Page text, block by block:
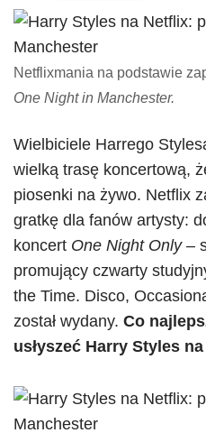
Netflixmania na podstawie
One Night in Manchester.
Wielbiciele Harrego
wielką trasę koncertową,
piosenki na żywo. Netflix
gratkę dla fanów artysty:
koncert One Night Only–
promujący czwarty
the Time. Disco,
został wydany. Co
usłyszeć Harry Styles